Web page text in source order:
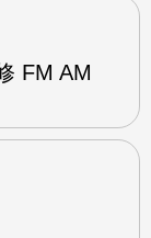
FM AM